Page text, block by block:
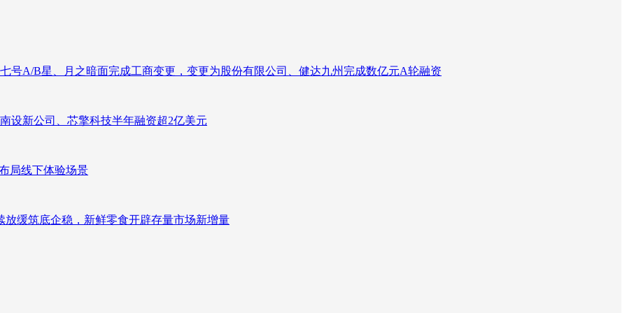
号A/B星、月之暗面完成工商变更，变更为股份有限公司、健达九州完成数亿元A轮融资
设新公司、芯擎科技半年融资超2亿美元
局线下体验场景
缓筑底企稳，新鲜零食开辟存量市场新增量